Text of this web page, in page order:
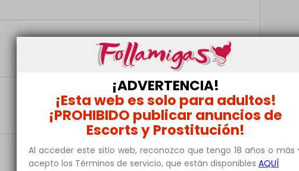
¡ADVERTENCIA!
¡Esta web es solo para adultos!
¡PROHIBIDO publicar anuncios de
Escorts y Prostitución!
Al acceder este sitio web, reconozco que tengo 18 años o más
acepto los Términos de servicio, que están disponibles AQUÍ